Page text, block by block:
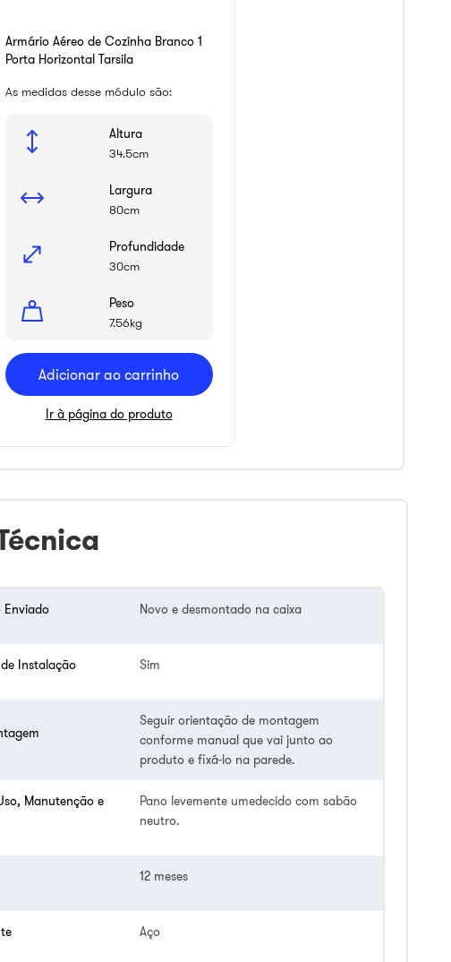
Armário Aéreo de Cozinha Branco 1
Porta Horizontal Tarsila
As medidas desse módulo são:
Altura
34.5cm
Largura
80cm
Profundidade
30cm
Peso
7.56kg
Adicionar ao carrinho
Ir à página do produto
Enviado Novo e desmontado na caixa
Instalação Sim
Seguir orientação de montagem
conforme manual que vai junto ao
produto e fixá-lo na parede.
Manutenção e
Pano levemente umedecido com sabão
neutro.
12 meses
Aço